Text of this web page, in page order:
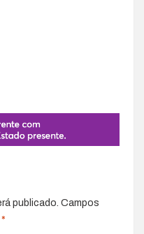
publicado. Campos
*